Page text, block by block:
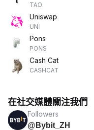
TAO
Uniswap
UNI
Pons
PONS
Cash Cat
CASHCAT
在社交媒體關注我們
Followers
@Bybit_ZH